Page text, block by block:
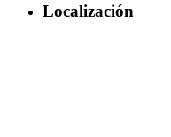
Localización